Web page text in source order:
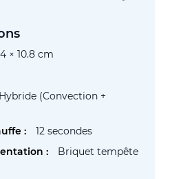
× 10.8 cm
Hybride (Convection +
12 secondes
Briquet tempête